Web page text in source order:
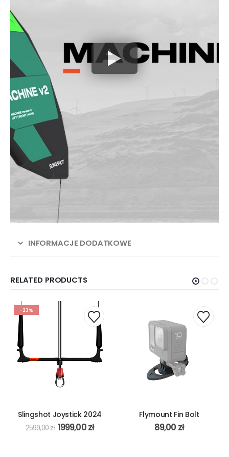
INFORMACJE DODATKOWE
RELATED PRODUCTS
Flymount Fin Bolt
89,00zł
Ride Engine Empax V2 Vest
2022